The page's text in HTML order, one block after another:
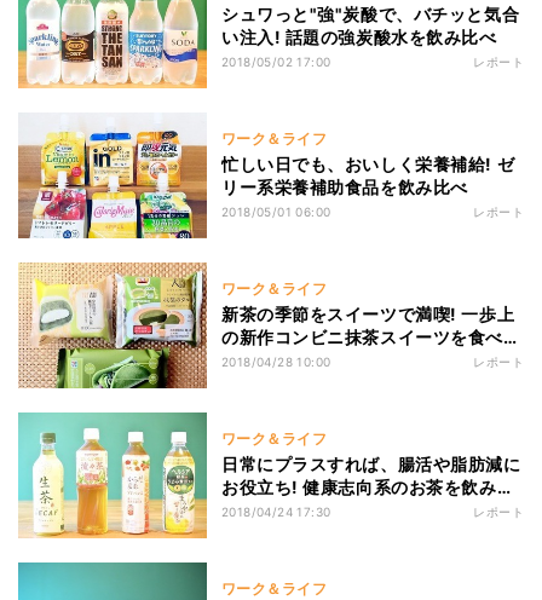
シュワっと"強"炭酸で、バチッと気合
い注入! 話題の強炭酸水を飲み比べ
2018/05/02 17:00 レポート
ワーク＆ライフ
忙しい日でも、おいしく栄養補給! ゼ
リー系栄養補助食品を飲み比べ
2018/05/01 06:00 レポート
ワーク＆ライフ
新茶の季節をスイーツで満喫! 一歩上
の新作コンビニ抹茶スイーツを食べ比
べ
2018/04/28 10:00 レポート
ワーク＆ライフ
日常にプラスすれば、腸活や脂肪減に
お役立ち! 健康志向系のお茶を飲み比
べ
2018/04/24 17:30 レポート
ワーク＆ライフ